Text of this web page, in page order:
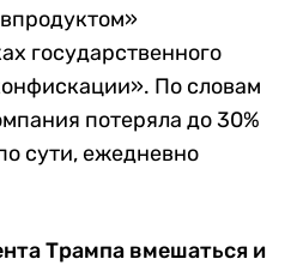
государственного
По словам
потеряла до 30%
сути, ежедневно
Трампа вмешаться и